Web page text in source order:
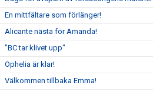
En mittfältare som förlänger!
Alicante nästa för Amanda!
"BC tar klivet upp"
Ophelia är klar!
Välkommen tillbaka Emma!